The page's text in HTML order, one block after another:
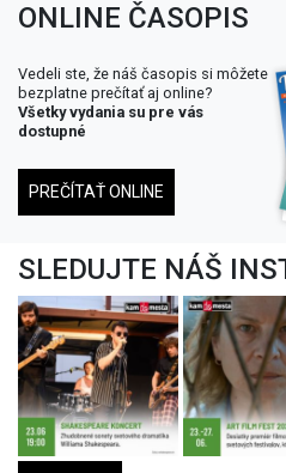
ONLINE ČASOPIS
Vedeli ste, že náš časopis si môžete
bezplatne prečítať aj online?
Všetky vydania su pre vás
dostupné
PREČÍTAŤ ONLINE
SLEDUJTE NÁŠ